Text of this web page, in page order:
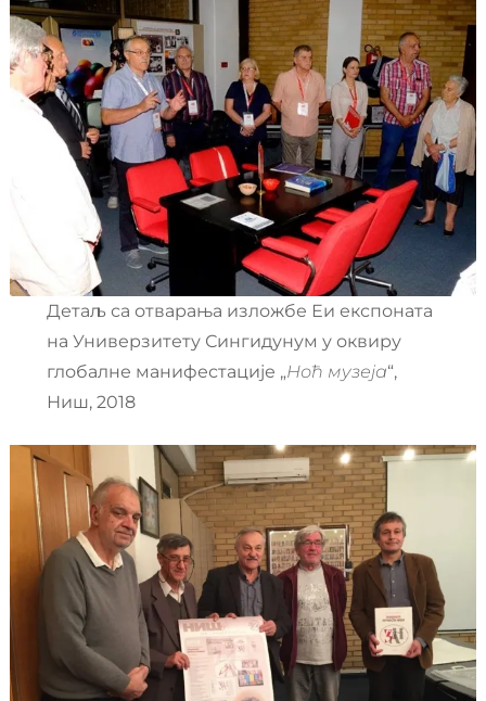
Детаљ са отварања изложбе Еи експоната
на Универзитету Сингидунум у оквиру
глобалне манифестације „Ноћ музеја“,
Ниш, 2018